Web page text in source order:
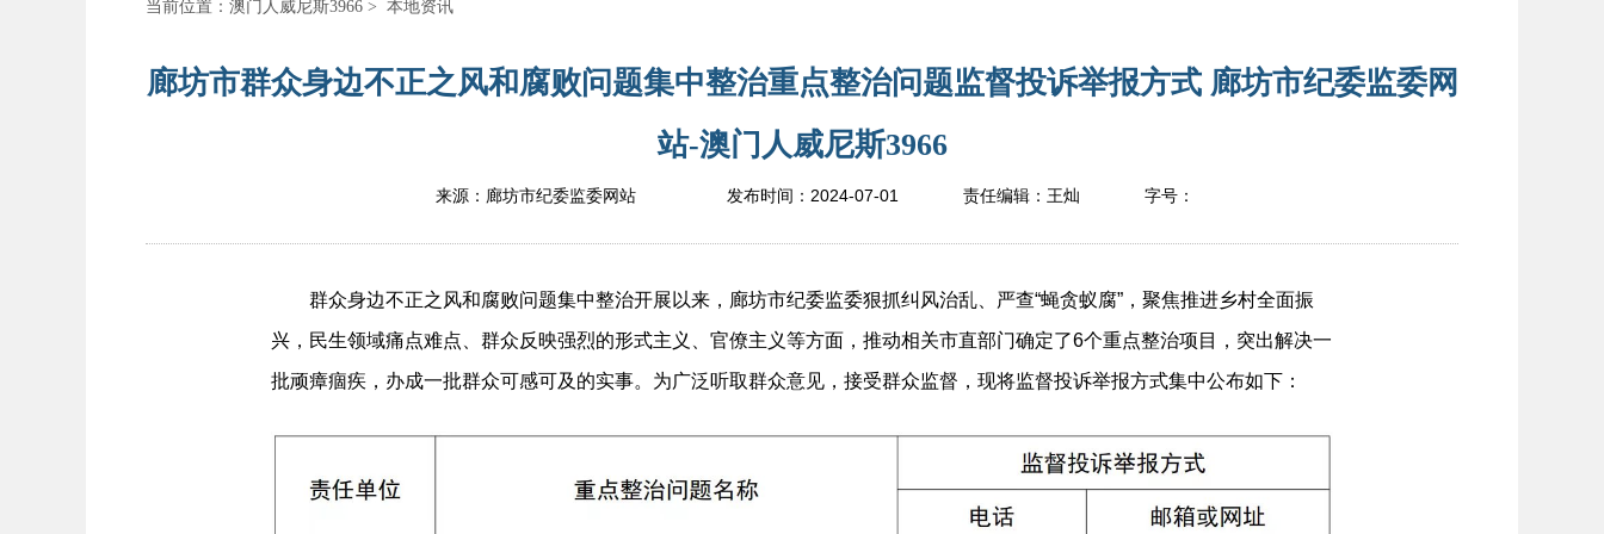
当前位置： 澳门人威尼斯3966 > 本地资讯
廊坊市群众身边不正之风和腐败问题集中整治重点整治问题监督投诉举报方式 廊坊市纪委监委网
站-澳门人威尼斯3966
来源：廊坊市纪委监委网站 发布时间： 2024-07-01 责任编辑： 王灿 字号：
群众身边不正之风和腐败问题集中整治开展以来，廊坊市纪委监委狠抓纠风治乱、严查“蝇贪蚁腐”，聚焦推进乡村全面振
兴，民生领域痛点难点、群众反映强烈的形式主义、官僚主义等方面，推动相关市直部门确定了6个重点整治项目，突出解决一
批顽瘴痼疾，办成一批群众可感可及的实事。为广泛听取群众意见，接受群众监督，现将监督投诉举报方式集中公布如下：